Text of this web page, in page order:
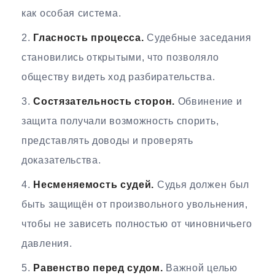
как особая система.
Гласность процесса. Судебные заседания
становились открытыми, что позволяло
обществу видеть ход разбирательства.
Состязательность сторон. Обвинение и
защита получали возможность спорить,
представлять доводы и проверять
доказательства.
Несменяемость судей. Судья должен был
быть защищён от произвольного увольнения,
чтобы не зависеть полностью от чиновничьего
давления.
Равенство перед судом. Важной целью